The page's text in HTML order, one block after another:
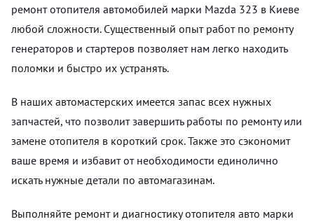
ремонт отопителя автомобилей марки Mazda 323 в Киеве
любой сложности. Существенный опыт работ по ремонту
генераторов и стартеров позволяет нам легко находить
поломки и быстро их устранять.
В наших автомастерских имеется запас всех нужных
запчастей, что позволит завершить работы по ремонту или
замене отопителя в короткий срок. Также это сэкономит
ваше время и избавит от необходимости единолично
искать нужные детали по автомагазинам.
Выполняйте ремонт и диагностику отопителя авто марки